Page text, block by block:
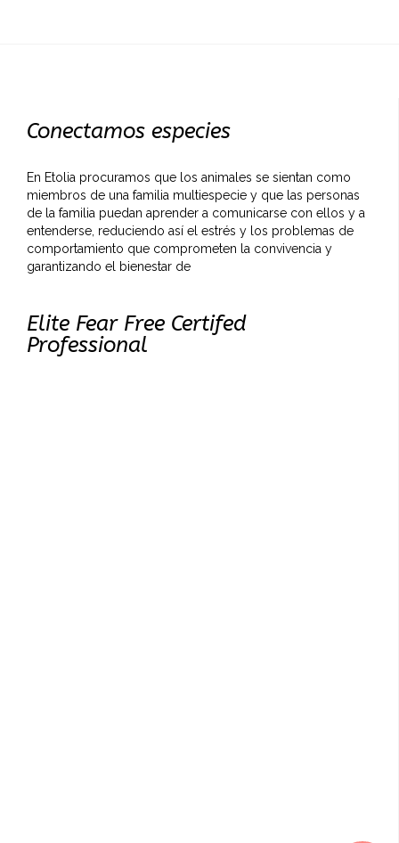
Conectamos especies
En Etolia procuramos que los animales se sientan como
miembros de una familia multiespecie y que las personas
de la familia puedan aprender a comunicarse con ellos y a
entenderse, reduciendo así el estrés y los problemas de
comportamiento que comprometen la convivencia y
garantizando el bienestar de
Elite Fear Free Certifed
Professional